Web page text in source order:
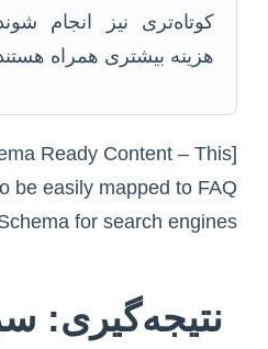
کوتاه‌تری نیز انجام
هزینه بیشتری همراه
Ready Content – This
be easily mapped to FAQ
for search engines.]
نتیجه‌گیری: